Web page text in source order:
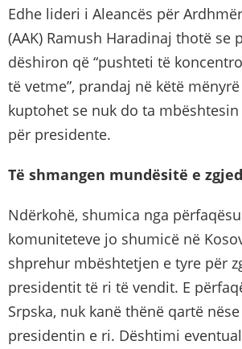
Edhe lideri i Aleancës për
(AAK) Ramush Haradinaj thotë se
dëshiron që “pushteti të
të vetme”, prandaj në këtë
kuptohet se nuk do ta
për presidente.
Të shmangen mundësitë e
Ndërkohë, shumica nga
komuniteteve jo shumicë në
shprehur mbështetjen e tyre për
presidentit të ri të vendit. E
Srpska, nuk kanë thënë qartë
presidentin e ri. Dështimi